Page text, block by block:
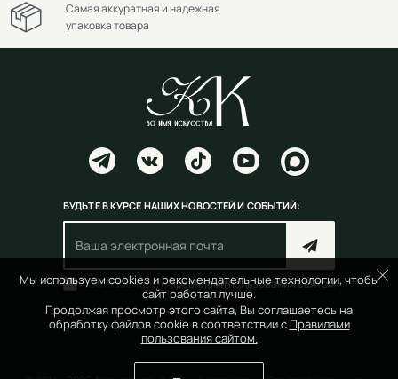
Мы используем cookies и рекомендательные технологии, чтобы
сайт работал лучше.
Продолжая просмотр этого сайта, Вы соглашаетесь на
обработку файлов cookie в соответствии с Правилами
пользования сайтом.
Самая аккуратная и надежная
упаковка товара
БУДЬТЕ В КУРСЕ НАШИХ НОВОСТЕЙ И СОБЫТИЙ:
Согласен(на) справилами пользования сайтом